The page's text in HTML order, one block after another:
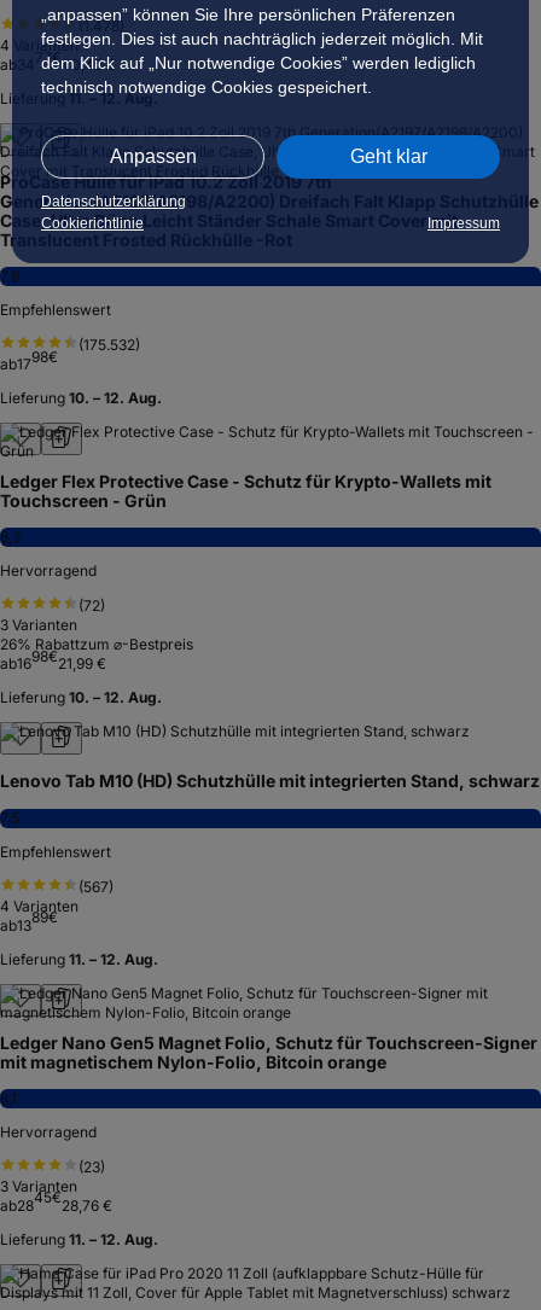
„anpassen” können Sie Ihre persönlichen Präferenzen
festlegen. Dies ist auch nachträglich jederzeit möglich. Mit
dem Klick auf „Nur notwendige Cookies” werden lediglich
technisch notwendige Cookies gespeichert.
Anpassen Geht klar
Datenschutzerklärung
Cookierichtlinie
Impressum
(1.478)
4 Varianten
ab
77€40,43 €
Lieferung 11. – 12. Aug.
ProCase Hülle für iPad 10.2 Zoll 2019 7th
Generation(A2197/A2198/A2200) Dreifach Falt Klapp Schutzhülle
Case, Ultra Dünn Leicht Ständer Schale Smart Cover mit
Translucent Frosted Rückhülle -Rot
7,9
Empfehlenswert
(175.532)
ab1798€
Lieferung 10. – 12. Aug.
Ledger Flex Protective Case - Schutz für Krypto-Wallets mit
Touchscreen - Grün
8,3
Hervorragend
(72)
3 Varianten
26% Rabattzum ⌀-Bestpreis
ab1698€21,99 €
Lieferung 10. – 12. Aug.
Lenovo Tab M10 (HD) Schutzhülle mit integrierten Stand, schwarz
7,5
Empfehlenswert
(567)
4 Varianten
ab1389€
Lieferung 11. – 12. Aug.
Ledger Nano Gen5 Magnet Folio, Schutz für Touchscreen-Signer
mit magnetischem Nylon-Folio, Bitcoin orange
8,1
Hervorragend
(23)
3 Varianten
ab2845€28,76 €
Lieferung 11. – 12. Aug.